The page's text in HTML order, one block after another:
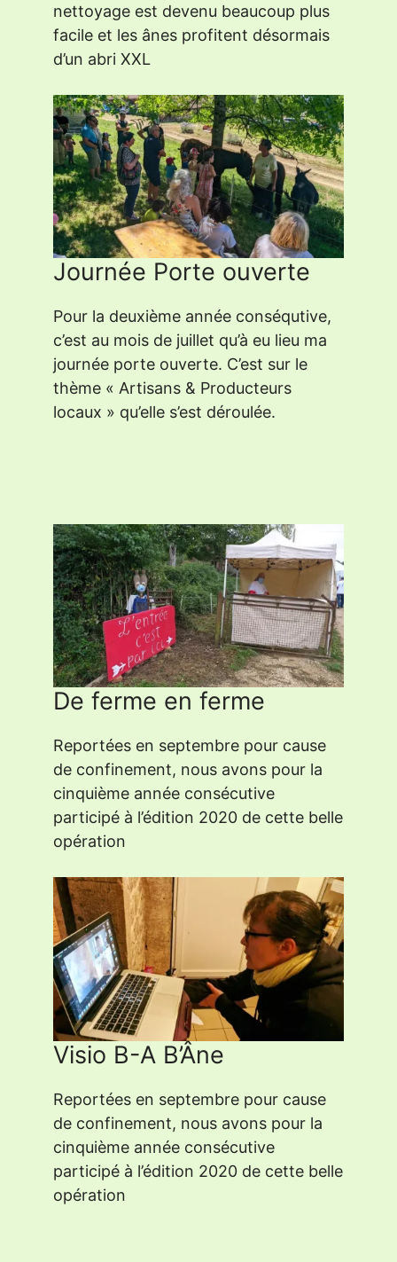
nettoyage est devenu beaucoup plus
facile et les ânes profitent désormais
d’un abri XXL
Journée Porte ouverte
Pour la deuxième année conséqutive,
c’est au mois de juillet qu’à eu lieu ma
journée porte ouverte. C’est sur le
thème « Artisans & Producteurs
locaux » qu’elle s’est déroulée.
De ferme en ferme
Reportées en septembre pour cause
de confinement, nous avons pour la
cinquième année consécutive
participé à l’édition 2020 de cette belle
opération
Visio B-A B’Âne
Reportées en septembre pour cause
de confinement, nous avons pour la
cinquième année consécutive
participé à l’édition 2020 de cette belle
opération